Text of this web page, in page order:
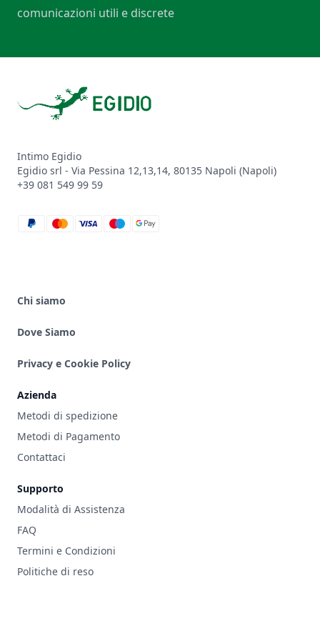
comunicazioni utili e discrete
Intimo Egidio
Egidio srl - Via Pessina 12,13,14, 80135 Napoli (Napoli)
+39 081 549 99 59
paypal
mastercard
visa
maestro
google_pay
Chi siamo
Dove Siamo
Privacy e Cookie Policy
Azienda
Metodi di spedizione
Metodi di Pagamento
Contattaci
Supporto
Modalità di Assistenza
FAQ
Termini e Condizioni
Politiche di reso